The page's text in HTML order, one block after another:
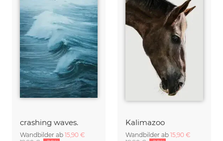
crashing waves.
Wandbilder ab 15,90 €
Kalimazoo
Wandbilder ab 15,90 €